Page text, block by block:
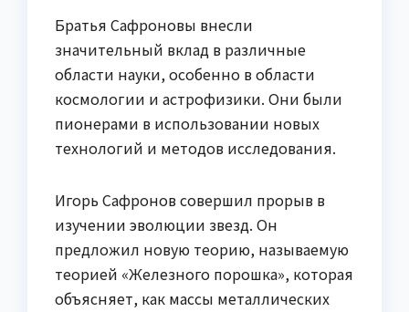
Братья Сафроновы внесли
значительный вклад в различные
области науки, особенно в области
космологии и астрофизики. Они были
пионерами в использовании новых
технологий и методов исследования.
Игорь Сафронов совершил прорыв в
изучении эволюции звезд. Он
предложил новую теорию, называемую
теорией «Железного порошка», которая
объясняет, как массы металлических